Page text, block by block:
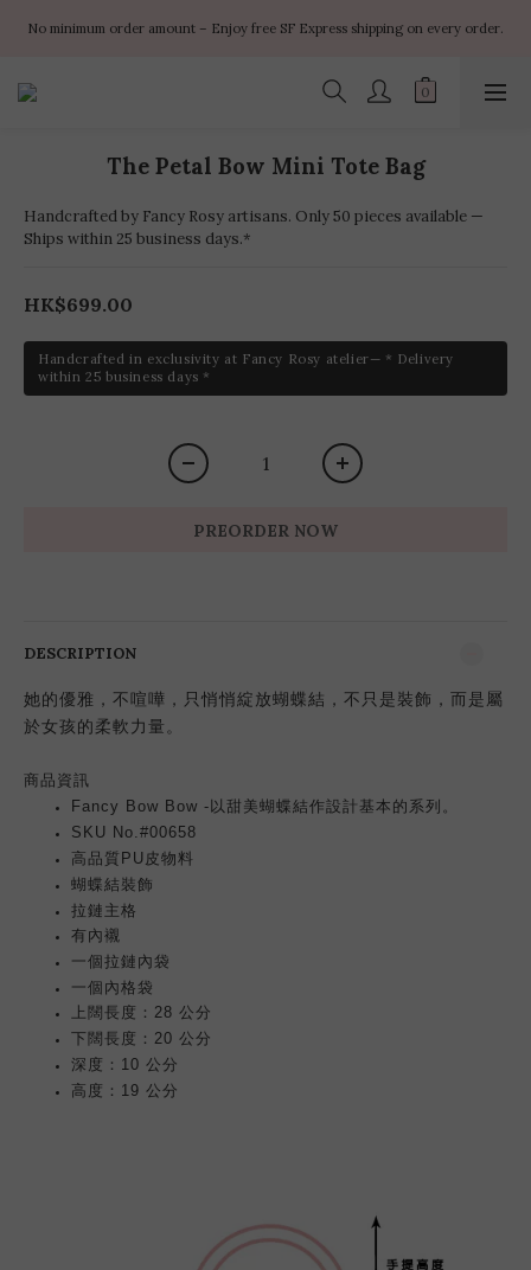
✨ $100 off orders over $899  🌸 $400 off orders over $1499  ✨ $450 off
orders over $1999
No minimum order amount – Enjoy free SF Express shipping on every order.
✨ $100 off orders over $899  🌸 $400 off orders over $1499  ✨ $450 off
The Petal Bow Mini Tote Bag
Handcrafted by Fancy Rosy artisans. Only 50 pieces available —
Ships within 25 business days.*
HK$699.00
Handcrafted in exclusivity at Fancy Rosy atelier— * Delivery
within 25 business days *
PREORDER NOW
DESCRIPTION
她的優雅，不喧嘩，只悄悄綻放蝴蝶結，不只是裝飾，而是屬
於女孩的柔軟力量。
商品資訊
Fancy Bow Bow -以甜美蝴蝶結作設計基本的系列。
SKU No.#00658
高品質PU皮物料
蝴蝶結裝飾
拉鏈主格
有內襯
一個拉鏈內袋
一個內格袋
上闊長度：28 公分
下闊長度：20 公分
深度：10 公分
高度：19 公分